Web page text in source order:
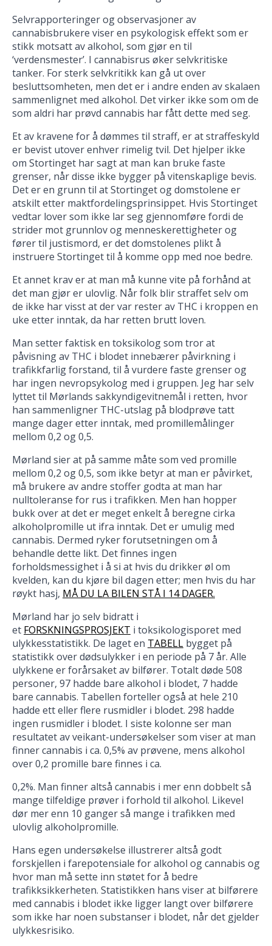
Selvrapporteringer og observasjoner av
cannabisbrukere viser en psykologisk effekt som er
stikk motsatt av alkohol, som gjør en til
‘verdensmester’. I cannabisrus øker selvkritiske
tanker. For sterk selvkritikk kan gå ut over
besluttsomheten, men det er i andre enden av skalaen
sammenlignet med alkohol. Det virker ikke som om de
som aldri har prøvd cannabis har fått dette med seg.
Et av kravene for å dømmes til straff, er at straffeskyld
er bevist utover enhver rimelig tvil. Det hjelper ikke
om Stortinget har sagt at man kan bruke faste
grenser, når disse ikke bygger på vitenskaplige bevis.
Det er en grunn til at Stortinget og domstolene er
atskilt etter maktfordelingsprinsippet. Hvis Stortinget
vedtar lover som ikke lar seg gjennomføre fordi de
strider mot grunnlov og menneskerettigheter og
fører til justismord, er det domstolenes plikt å
instruere Stortinget til å komme opp med noe bedre.
Et annet krav er at man må kunne vite på forhånd at
det man gjør er ulovlig. Når folk blir straffet selv om
de ikke har visst at der var rester av THC i kroppen en
uke etter inntak, da har retten brutt loven.
Man setter faktisk en toksikolog som tror at
påvisning av THC i blodet innebærer påvirkning i
trafikkfarlig forstand, til å vurdere faste grenser og
har ingen nevropsykolog med i gruppen. Jeg har selv
lyttet til Mørlands sakkyndigevitnemål i retten, hvor
han sammenligner THC-utslag på blodprøve tatt
mange dager etter inntak, med promillemålinger
mellom 0,2 og 0,5.
Mørland sier at på samme måte som ved promille
mellom 0,2 og 0,5, som ikke betyr at man er påvirket,
må brukere av andre stoffer godta at man har
nulltoleranse for rus i trafikken. Men han hopper
bukk over at det er meget enkelt å beregne cirka
alkoholpromille ut ifra inntak. Det er umulig med
cannabis. Dermed ryker forutsetningen om å
behandle dette likt. Det finnes ingen
forholdsmessighet i å si at hvis du drikker øl om
kvelden, kan du kjøre bil dagen etter; men hvis du har
røykt hasj, MÅ DU LA BILEN STÅ I 14 DAGER.
Mørland har jo selv bidratt i
et FORSKNINGSPROSJEKT i toksikologisporet med
ulykkesstatistikk. De laget en TABELL bygget på
statistikk over dødsulykker i en periode på 7 år. Alle
ulykkene er forårsaket av bilfører. Totalt døde 508
personer, 97 hadde bare alkohol i blodet, 7 hadde
bare cannabis. Tabellen forteller også at hele 210
hadde ett eller flere rusmidler i blodet. 298 hadde
ingen rusmidler i blodet. I siste kolonne ser man
resultatet av veikant-undersøkelser som viser at man
finner cannabis i ca. 0,5% av prøvene, mens alkohol
over 0,2 promille bare finnes i ca.
0,2%. Man finner altså cannabis i mer enn dobbelt så
mange tilfeldige prøver i forhold til alkohol. Likevel
dør mer enn 10 ganger så mange i trafikken med
ulovlig alkoholpromille.
Hans egen undersøkelse illustrerer altså godt
forskjellen i farepotensiale for alkohol og cannabis og
hvor man må sette inn støtet for å bedre
trafikksikkerheten. Statistikken hans viser at bilførere
med cannabis i blodet ikke ligger langt over bilførere
som ikke har noen substanser i blodet, når det gjelder
ulykkesrisiko.